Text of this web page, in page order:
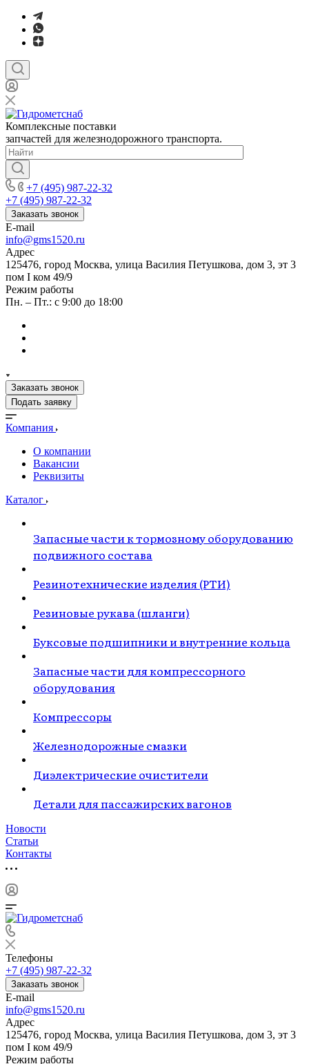
Комплексные поставки
запчастей для железнодорожного транспорта.
+7 (495) 987-22-32
+7 (495) 987-22-32
Заказать звонок
E-mail
info@gms1520.ru
Адрес
125476, город Москва, улица Василия Петушкова, дом 3, эт 3
пом I ком 49/9
Режим работы
Пн. – Пт.: с 9:00 до 18:00
Заказать звонок
Подать заявку
Компания
О компании
Вакансии
Реквизиты
Каталог
Запасные части к тормозному оборудованию
подвижного состава
Резинотехнические изделия (РТИ)
Резиновые рукава (шланги)
Буксовые подшипники и внутренние кольца
Запасные части для компрессорного
оборудования
Компрессоры
Железнодорожные смазки
Диэлектрические очистители
Детали для пассажирских вагонов
Новости
Статьи
Контакты
Телефоны
+7 (495) 987-22-32
Заказать звонок
E-mail
info@gms1520.ru
Адрес
125476, город Москва, улица Василия Петушкова, дом 3, эт 3
пом I ком 49/9
Режим работы